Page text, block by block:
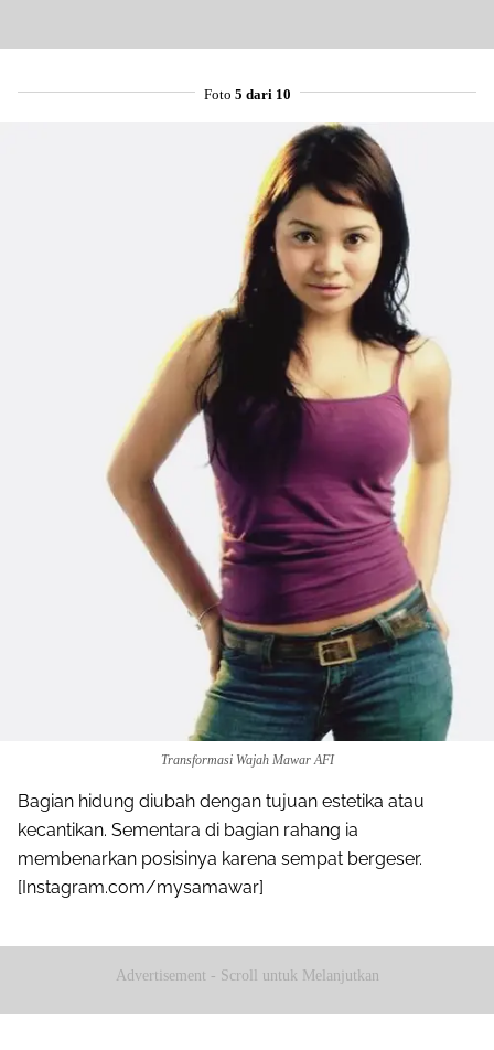
Foto 5 dari 10
Transformasi Wajah Mawar AFI
Bagian hidung diubah dengan tujuan estetika atau
kecantikan. Sementara di bagian rahang ia
membenarkan posisinya karena sempat bergeser.
[Instagram.com/mysamawar]
Advertisement - Scroll untuk Melanjutkan